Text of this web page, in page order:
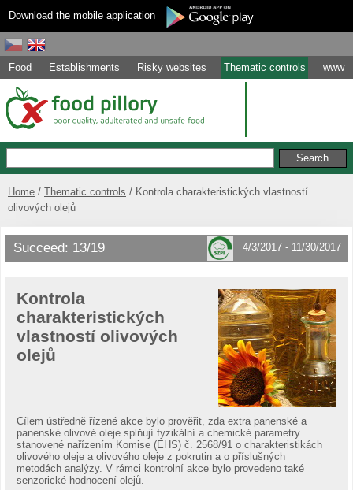
Download the mobile application
Food Establishments Risky websites Thematic controls www
Home Thematic controls
Kontrola charakteristických vlastností
olivových olejů
Succeed: 13/19 4/3/2017 - 11/30/2017
Kontrola
charakteristických
vlastností olivových
olejů
Cílem ústředně řízené akce bylo prověřit, zda extra panenské a
panenské olivové oleje splňují fyzikální a chemické parametry
stanovené nařízením Komise (EHS) č. 2568/91 o charakteristikách
olivového oleje a olivového oleje z pokrutin a o příslušných
metodách analýzy. V rámci kontrolní akce bylo provedeno také
senzorické hodnocení olejů.